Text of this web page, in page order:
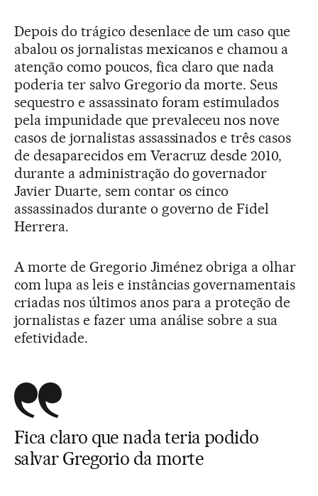
Depois do trágico desenlace de um caso que
abalou os jornalistas mexicanos e chamou a
atenção como poucos, fica claro que nada
poderia ter salvo Gregorio da morte. Seus
sequestro e assassinato foram estimulados
pela impunidade que prevaleceu nos nove
casos de jornalistas assassinados e três casos
de desaparecidos em Veracruz desde 2010,
durante a administração do governador
Javier Duarte, sem contar os cinco
assassinados durante o governo de Fidel
Herrera.
A morte de Gregorio Jiménez obriga a olhar
com lupa as leis e instâncias governamentais
criadas nos últimos anos para a proteção de
jornalistas e fazer uma análise sobre a sua
efetividade.
Fica claro que nada teria podido
salvar Gregorio da morte